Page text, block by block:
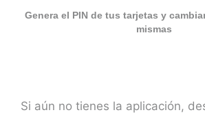
Genera el PIN de tus tarjetas y
mismas
Si aún no tienes la aplicación,